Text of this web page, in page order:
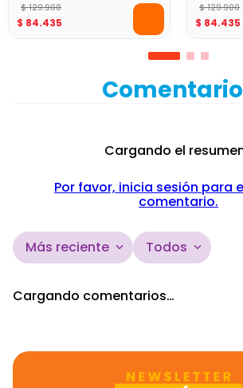
$ 129.900
$ 84.435
$ 129.900
$ 84.435
Cargando el
Por favor, inicia sesión para
comentario.
Más reciente Todos
Cargando comentarios…